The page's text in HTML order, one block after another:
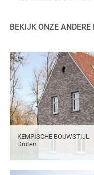
BEKIJK ONZE ANDERE
KEMPISCHE BOUWSTIJL
Druten